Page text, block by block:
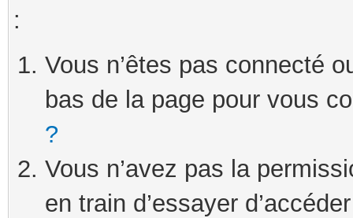
:
Vous n’êtes pas connecté
bas de la page pour vous
?
Vous n’avez pas la
en train d’essayer